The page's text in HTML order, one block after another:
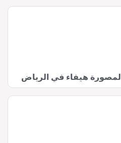
المصورة هيفاء في الرياض